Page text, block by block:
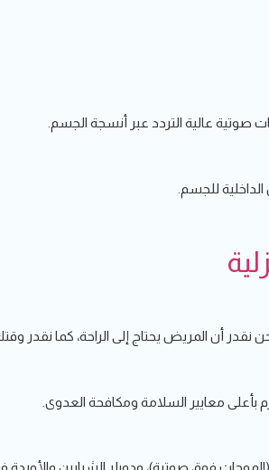
صوتية عالية التردد عبر أنسجة الجسم.
للجسم.
أن المريض يحتاج إلى الراحة، كما نقدر
بأعلى معايير السلامة ومكافحة العدوى.